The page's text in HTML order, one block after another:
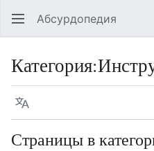
Абсурдопедия
Категория:
Язык
Страницы в